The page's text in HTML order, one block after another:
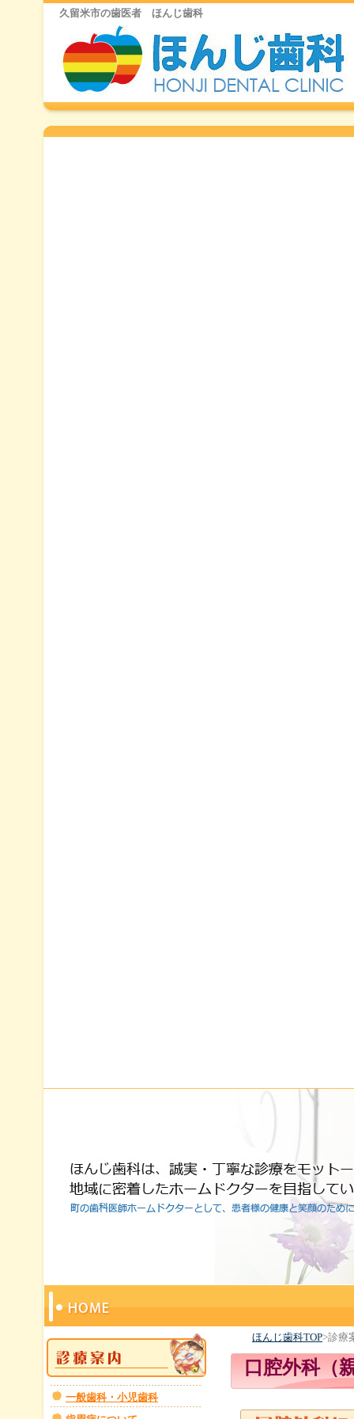
久留米市の歯医者 ほんじ歯科
一般歯科・小児歯科
ほんじ歯科TOP>診療
口腔外科（